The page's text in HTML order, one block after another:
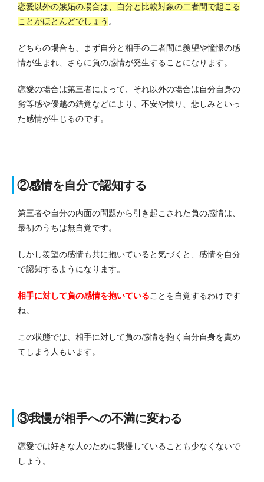
恋愛以外の嫉妬の場合は、自分と比較対象の二者間で起こる
ことがほとんどでしょう 。
どちらの場合も、まず自分と相手の二者間に羨望や憧憬の感
情が生まれ、さらに負の感情が発生することになります。
恋愛の場合は第三者によって、それ以外の場合は自分自身の
劣等感や優越の錯覚などにより、不安や憤り、悲しみといっ
た感情が生じるのです。
②感情を自分で認知する
第三者や自分の内面の問題から引き起こされた負の感情は、
最初のうちは無自覚です。
しかし羨望の感情も共に抱いていると気づくと、感情を自分
で認知するようになります。
相手に対して負の感情を抱いていることを自覚するわけです
ね。
この状態では、相手に対して負の感情を抱く自分自身を責め
てしまう人もいます。
③我慢が相手への不満に変わる
恋愛では好きな人のために我慢していることも少なくないで
しょう。